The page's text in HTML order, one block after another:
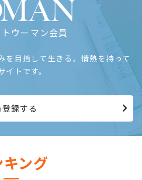
ウーマン会員
を目指して生きる。情熱を持って
トです。
録する
キング